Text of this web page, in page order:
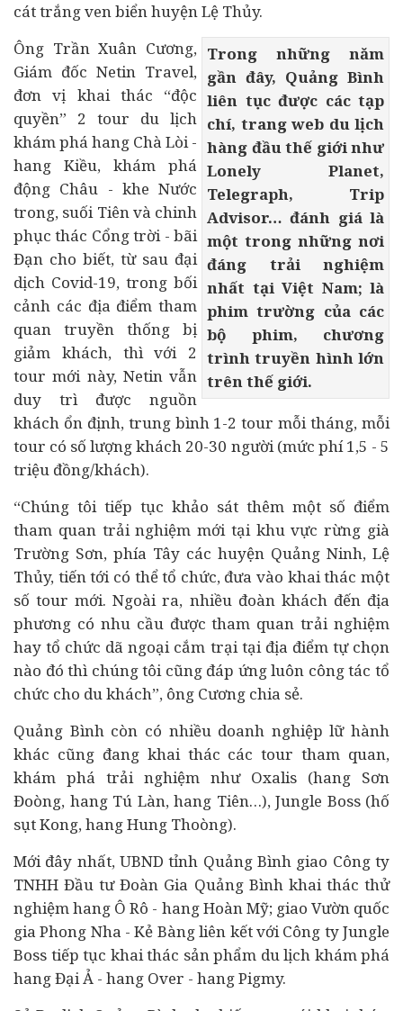
cát trắng ven biển huyện Lệ Thủy.
Trong những năm
gần đây, Quảng Bình
liên tục được các tạp
chí, trang web du lịch
hàng đầu thế giới như
Lonely Planet,
Telegraph, Trip
Advisor… đánh giá là
một trong những nơi
đáng trải nghiệm
nhất tại Việt Nam; là
phim trường của các
bộ phim, chương
trình truyền hình lớn
trên thế giới.
Ông Trần Xuân Cương,
Giám đốc Netin Travel,
đơn vị khai thác “độc
quyền” 2 tour du lịch
khám phá hang Chà Lòi -
hang Kiều, khám phá
động Châu - khe Nước
trong, suối Tiên và chinh
phục thác Cổng trời - bãi
Đạn cho biết, từ sau đại
dịch Covid-19, trong bối
cảnh các địa điểm tham
quan truyền thống bị
giảm khách, thì với 2
tour mới này, Netin vẫn
duy trì được nguồn
khách ổn định, trung bình 1-2 tour mỗi tháng, mỗi
tour có số lượng khách 20-30 người (mức phí 1,5 - 5
triệu đồng/khách).
“Chúng tôi tiếp tục khảo sát thêm một số điểm
tham quan trải nghiệm mới tại khu vực rừng già
Trường Sơn, phía Tây các huyện Quảng Ninh, Lệ
Thủy, tiến tới có thể tổ chức, đưa vào khai thác một
số tour mới. Ngoài ra, nhiều đoàn khách đến địa
phương có nhu cầu được tham quan trải nghiệm
hay tổ chức dã ngoại cắm trại tại địa điểm tự chọn
nào đó thì chúng tôi cũng đáp ứng luôn công tác tổ
chức cho du khách”, ông Cương chia sẻ.
Quảng Bình còn có nhiều doanh nghiệp lữ hành
khác cũng đang khai thác các tour tham quan,
khám phá trải nghiệm như Oxalis (hang Sơn
Đoòng, hang Tú Làn, hang Tiên…), Jungle Boss (hố
sụt Kong, hang Hung Thoòng).
Mới đây nhất, UBND tỉnh Quảng Bình giao Công ty
TNHH Đầu tư Đoàn Gia Quảng Bình khai thác thử
nghiệm hang Ô Rô - hang Hoàn Mỹ; giao Vườn quốc
gia Phong Nha - Kẻ Bàng liên kết với Công ty Jungle
Boss tiếp tục khai thác sản phẩm du lịch khám phá
hang Đại Ả - hang Over - hang Pigmy.